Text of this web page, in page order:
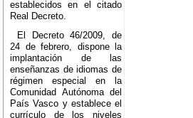
establecidos en el citado
Real Decreto.
El Decreto 46/2009, de
24 de febrero, dispone la
implantación de las
enseñanzas de idiomas de
régimen especial en la
Comunidad Autónoma del
País Vasco y establece el
currículo de los niveles